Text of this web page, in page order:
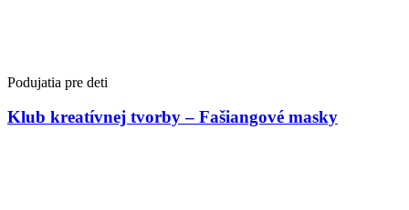
Podujatia pre deti
Klub kreatívnej tvorby – Fašiangové masky